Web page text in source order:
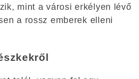
mint a városi erkélyen lévő
a rossz emberek elleni